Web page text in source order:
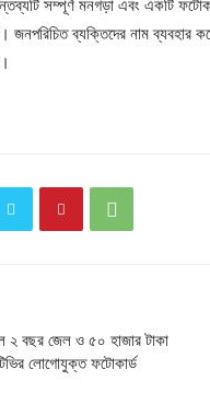
সম্পূর্ণ মনগড়া এবং একটি
ব্যক্তিদের নাম ব্যবহার
২ বছর জেল ও ৫০ হাজার টাকা
লোগোযুক্ত ফটোকার্ড